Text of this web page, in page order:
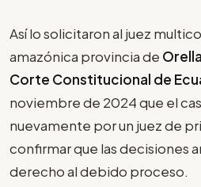
Así lo solicitaron al juez
amazónica provincia de
Corte Constitucional de
noviembre de 2024 que el
nuevamente por un juez de
confirmar que las decisiones
derecho al debido proceso.